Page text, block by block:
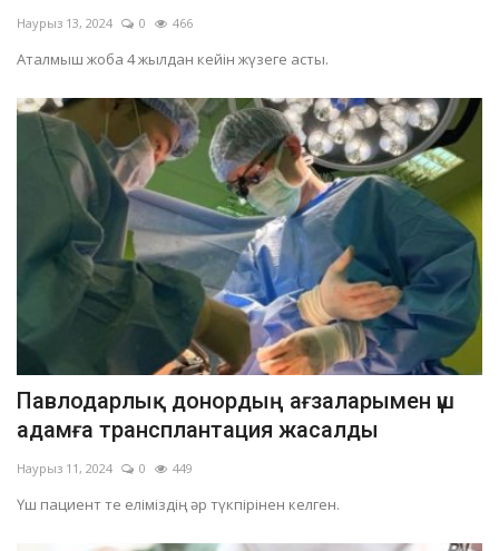
Наурыз 13, 2024 0 466
Аталмыш жоба 4 жылдан кейін жүзеге асты.
Павлодарлық донордың ағзаларымен үш
адамға трансплантация жасалды
Наурыз 11, 2024 0 449
Үш пациент те еліміздің әр түкпірінен келген.